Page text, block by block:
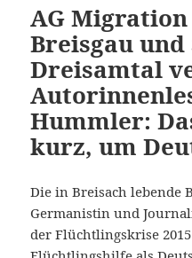
AG
Breisgau und
Dreisamtal
Hummler:
kurz, um
Die in Breisach lebende
Germanistin und
der Flüchtlingskrise